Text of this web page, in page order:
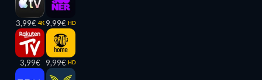
3,99€ 4K
3,99€
9,99€ HD
9,99€ HD